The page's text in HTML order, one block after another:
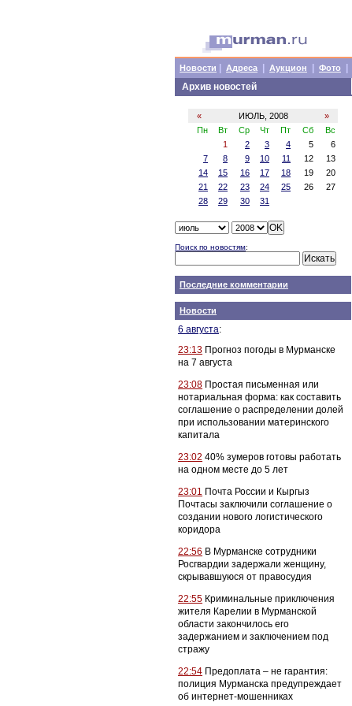
Новости Адреса Аукцион Фото
Архив новостей
« ИЮЛЬ, 2008
»
Пн
Вт Ср Чт Пт Сб
Вс
1
2 3 4 5
6
7
8 9 10 11 12
13
14
15 16 17 18 19
20
21
22 23 24 25 26
27
28
29 30 31
Поиск по новостям:
Последние комментарии
Новости
6 августа:
23:13 Прогноз погоды в Мурманске
на 7 августа
23:08 Простая письменная или
нотариальная форма: как составить
соглашение о распределении долей
при использовании материнского
капитала
23:02 40% зумеров готовы работать
на одном месте до 5 лет
23:01 Почта России и Кыргыз
Почтасы заключили соглашение о
создании нового логистического
коридора
22:56 В Мурманске сотрудники
Росгвардии задержали женщину,
скрывавшуюся от правосудия
22:55 Криминальные приключения
жителя Карелии в Мурманской
области закончилось его
задержанием и заключением под
стражу
22:54 Предоплата – не гарантия:
полиция Мурманска предупреждает
об интернет-мошенниках